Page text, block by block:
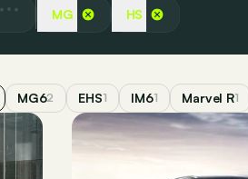
MG HS
MG62 EHS1 IM61 Marvel R1